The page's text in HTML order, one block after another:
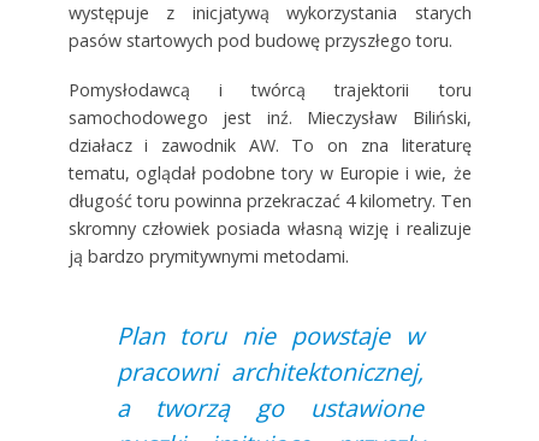
występuje z inicjatywą wykorzystania starych
pasów startowych pod budowę przyszłego toru.
Pomysłodawcą i twórcą trajektorii toru
samochodowego jest inź. Mieczysław Biliński,
działacz i zawodnik AW. To on zna literaturę
tematu, oglądał podobne tory w Europie i wie, że
długość toru powinna przekraczać 4 kilometry. Ten
skromny człowiek posiada własną wizję i realizuje
ją bardzo prymitywnymi metodami.
Plan toru nie powstaje w
pracowni architektonicznej,
a tworzą go ustawione